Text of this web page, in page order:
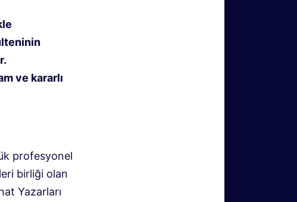
ve kararlı
profesyonel
birliği olan
Yazarları